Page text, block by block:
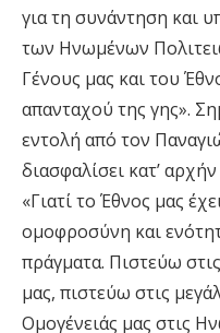
για τη συνάντηση και
των Ηνωμένων
Γένους μας και του
απανταχού της γης».
εντολή από τον
διασφαλίσει κατ’
«Γιατί το Έθνος μας
ομοφροσύνη και
πράγματα. Πιστεύω
μας, πιστεύω στις
Ομογένειάς μας στις